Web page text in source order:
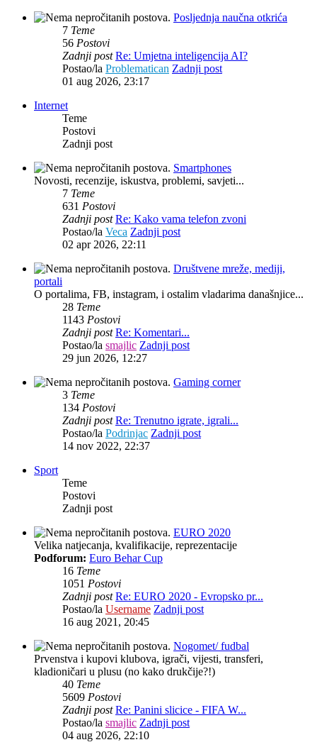
Posljednja naučna otkrića
7 Teme
56 Postovi
Zadnji post Re: Umjetna inteligencija AI?
Postao/la Problematican Zadnji post
01 aug 2026, 23:17
Internet
Teme
Postovi
Zadnji post
Smartphones
Novosti, recenzije, iskustva, problemi, savjeti...
7 Teme
631 Postovi
Zadnji post Re: Kako vama telefon zvoni
Postao/la Veca Zadnji post
02 apr 2026, 22:11
Društvene mreže, mediji,
portali
O portalima, FB, instagram, i ostalim vladarima današnjice...
28 Teme
1143 Postovi
Zadnji post Re: Komentari...
Postao/la smajlic Zadnji post
29 jun 2026, 12:27
Gaming corner
3 Teme
134 Postovi
Zadnji post Re: Trenutno igrate, igrali...
Postao/la Podrinjac Zadnji post
14 nov 2022, 22:37
Sport
Teme
Postovi
Zadnji post
EURO 2020
Velika natjecanja, kvalifikacije, reprezentacije
Podforum: Euro Behar Cup
16 Teme
1051 Postovi
Zadnji post Re: EURO 2020 - Evropsko pr...
Postao/la Username Zadnji post
16 aug 2021, 20:45
Nogomet/ fudbal
Prvenstva i kupovi klubova, igrači, vijesti, transferi,
kladioničari u plusu (no kako drukčije?!)
40 Teme
5609 Postovi
Zadnji post Re: Panini slicice - FIFA W...
Postao/la smajlic Zadnji post
04 aug 2026, 22:10